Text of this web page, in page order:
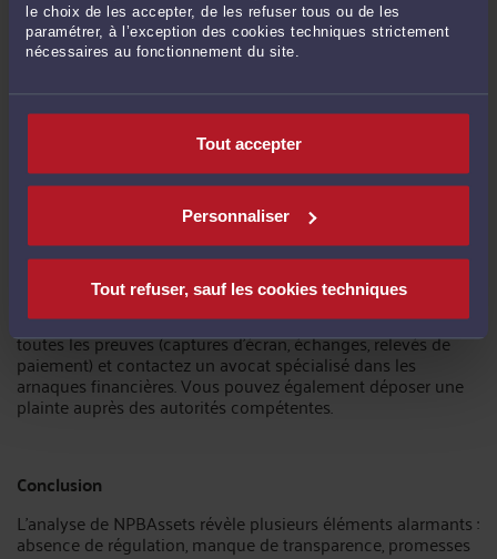
le choix de les accepter, de les refuser tous ou de les
paramétrer, à l’exception des cookies techniques strictement
nécessaires au fonctionnement du site.
Tout accepter
Personnaliser
Tout refuser, sauf les cookies techniques
6. FAQ – Questions fréquemment posées
NPBAssets est-elle une arnaque ?La plateforme présente
plusieurs signes caractéristiques d'une arnaque, tels que
l'absence de régulation, des promesses de rendements
élevés, et des méthodes de démarchage suspectes.
Il est peu probable de récupérer les fonds
investis sur une plateforme non régulée, surtout si des
problèmes de retrait ont été signalés. Il est recommandé de
contacter immédiatement votre banque.
Que faire si j'ai été victime d'une arnaque ?Conservez
toutes les preuves (captures d'écran, échanges, relevés de
paiement) et contactez un avocat spécialisé dans les
arnaques financières. Vous pouvez également déposer une
plainte auprès des autorités compétentes.
Conclusion
L'analyse de NPBAssets révèle plusieurs éléments alarmants :
absence de régulation, manque de transparence, promesses